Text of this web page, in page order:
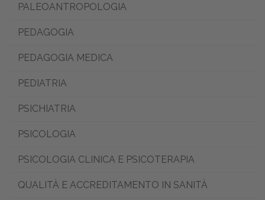
PALEOANTROPOLOGIA
PEDAGOGIA
PEDAGOGIA MEDICA
PEDIATRIA
PSICHIATRIA
PSICOLOGIA
PSICOLOGIA CLINICA E PSICOTERAPIA
QUALITÀ E ACCREDITAMENTO IN SANITÀ